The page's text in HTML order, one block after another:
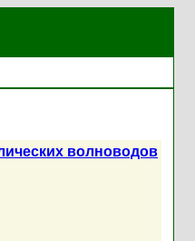
волноводов